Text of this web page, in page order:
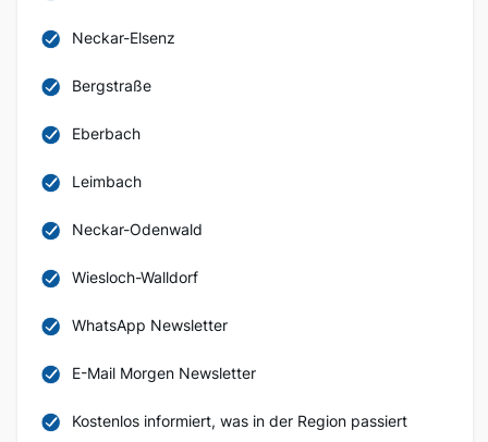
Neckar-Elsenz
Bergstraße
Eberbach
Leimbach
Neckar-Odenwald
Wiesloch-Walldorf
WhatsApp Newsletter
E-Mail Morgen Newsletter
Kostenlos informiert, was in der Region passiert